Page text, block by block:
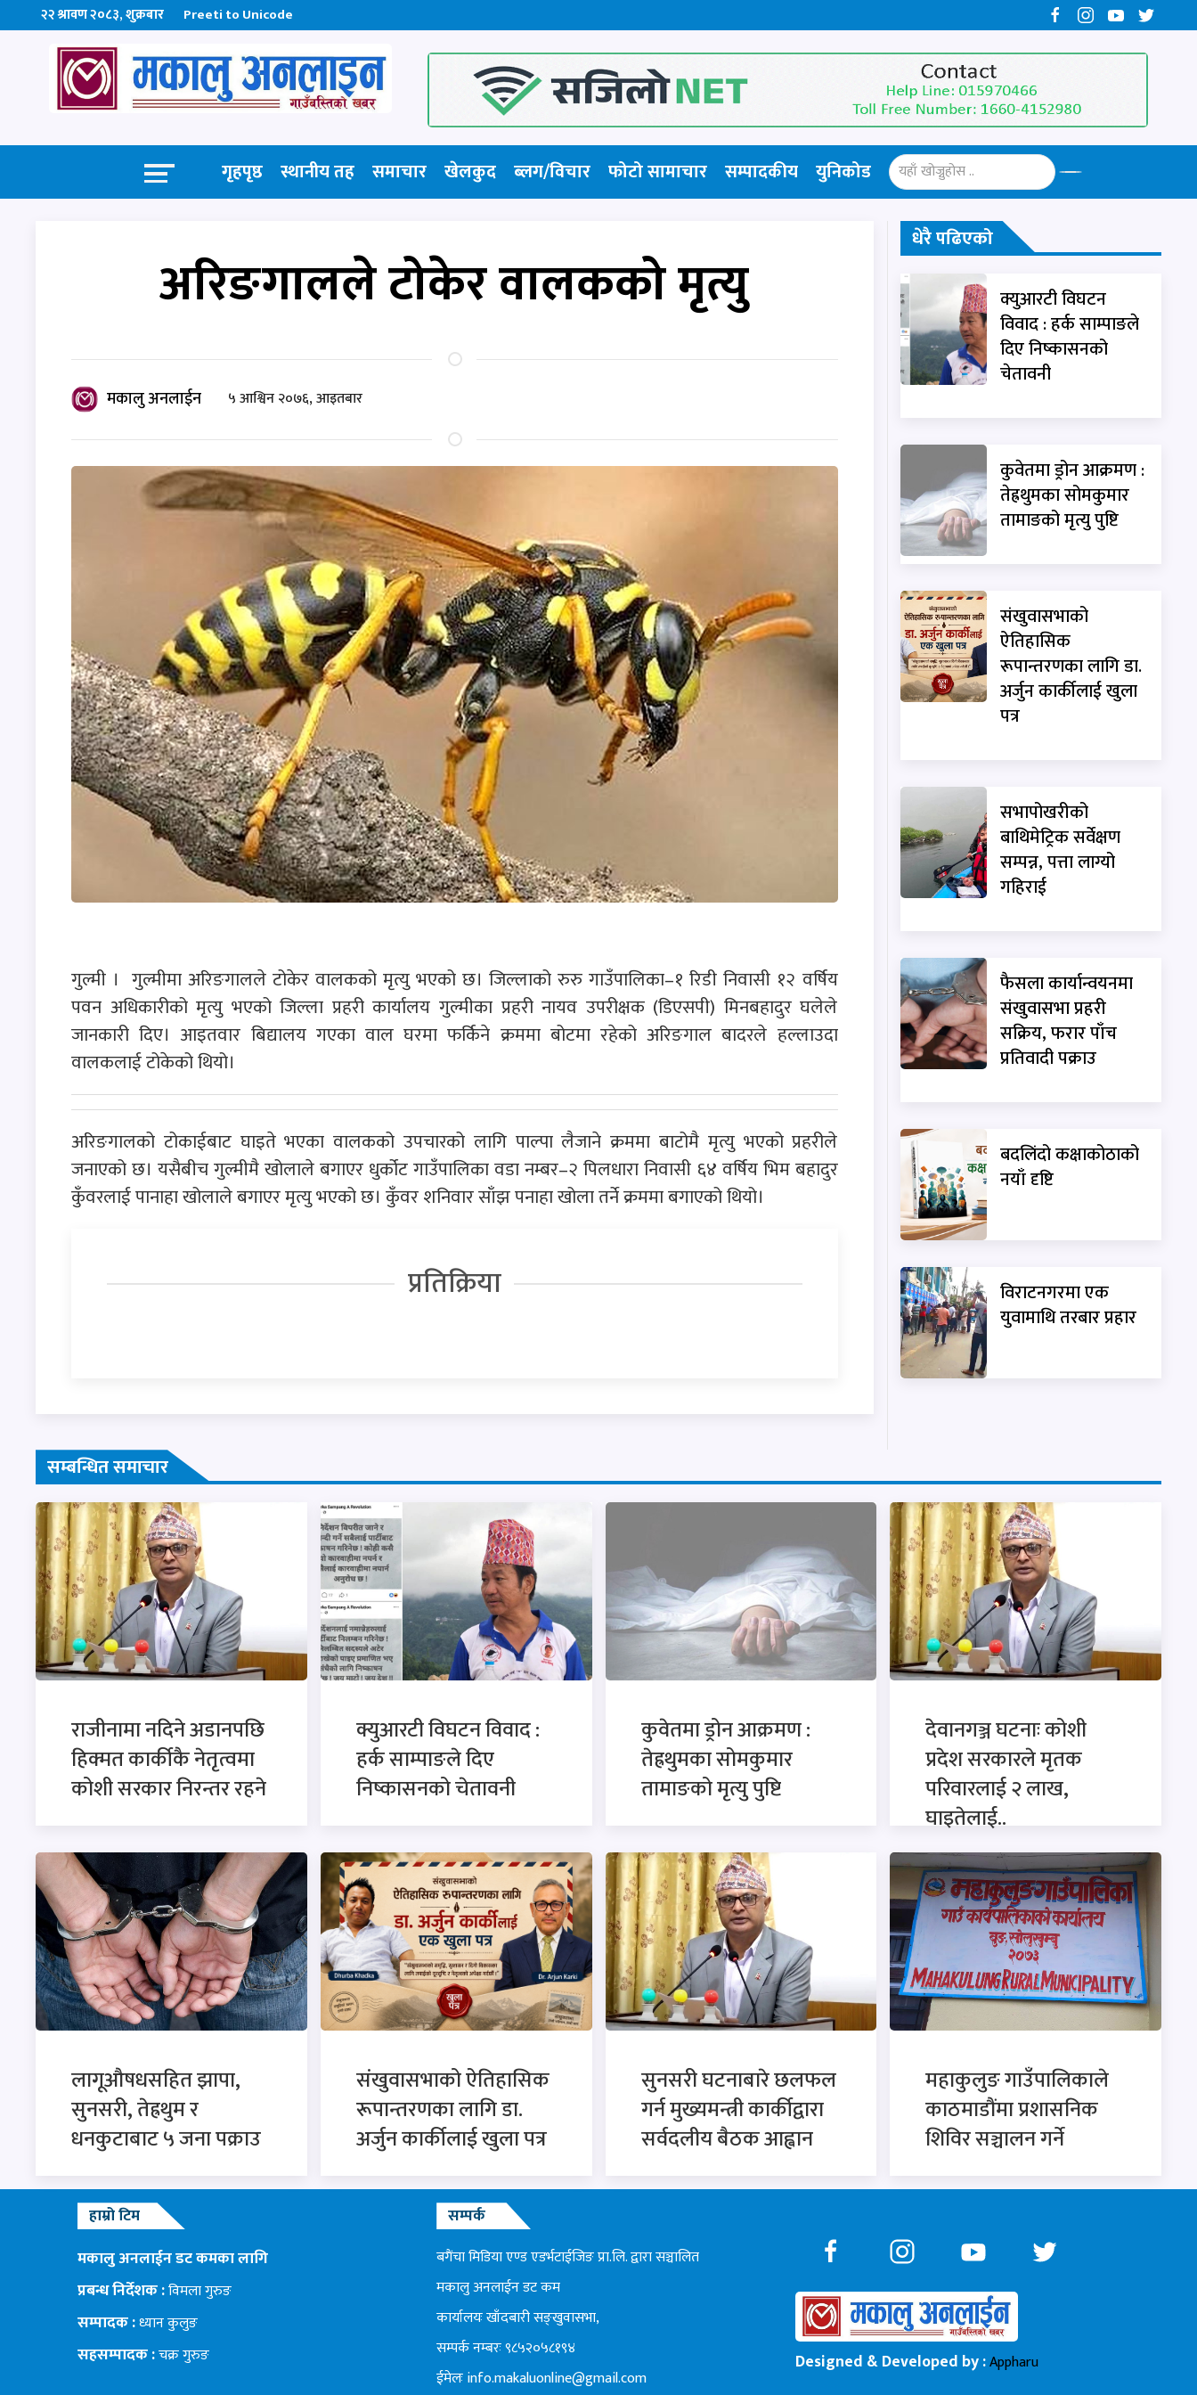
२२ श्रावण २०८३, शुक्रबार Preeti to Unicode
गृहपृष्ठ स्थानीय तह समाचार खेलकुद ब्लग/विचार फोटो सामाचार​ सम्पादकीय युनिकोड
अरिङगालले टोकेर वालकको मृत्यु
मकालु अनलाईन ५ आश्विन २०७६, आइतबार
गुल्मी । गुल्मीमा अरिङगालले टोकेर वालकको मृत्यु भएको छ। जिल्लाको रुरु गाउँपालिका–१ रिडी निवासी १२ वर्षिय
पवन अधिकारीको मृत्यु भएको जिल्ला प्रहरी कार्यालय गुल्मीका प्रहरी नायव उपरीक्षक (डिएसपी) मिनबहादुर घलेले
जानकारी दिए। आइतवार बिद्यालय गएका वाल घरमा फर्किने क्रममा बोटमा रहेको अरिङगाल बादरले हल्लाउदा
वालकलाई टोकेको थियो।
अरिङगालको टोकाईबाट घाइते भएका वालकको उपचारको लागि पाल्पा लैजाने क्रममा बाटोमै मृत्यु भएको प्रहरीले
जनाएको छ। यसैबीच गुल्मीमै खोलाले बगाएर धुर्कोट गाउँपालिका वडा नम्बर–२ पिलधारा निवासी ६४ वर्षिय भिम बहादुर
कुँवरलाई पानाहा खोलाले बगाएर मृत्यु भएको छ। कुँवर शनिवार साँझ पनाहा खोला तर्ने क्रममा बगाएको थियो।
प्रतिक्रिया
धेरै पढिएको
क्युआरटी विघटन
विवाद : हर्क साम्पाङले
दिए निष्कासनको
चेतावनी
कुवेतमा ड्रोन आक्रमण :
तेह्रथुमका सोमकुमार
तामाङको मृत्यु पुष्टि
संखुवासभाको
ऐतिहासिक
रूपान्तरणका लागि डा.
अर्जुन कार्कीलाई खुला
पत्र
सभापोखरीको
बाथिमेट्रिक सर्वेक्षण
सम्पन्न, पत्ता लाग्यो
गहिराई
फैसला कार्यान्वयनमा
संखुवासभा प्रहरी
सक्रिय, फरार पाँच
प्रतिवादी पक्राउ
बदलिंदो कक्षाकोठाको
नयाँ दृष्टि
विराटनगरमा एक
युवामाथि तरबार प्रहार
सम्बन्धित समाचार
राजीनामा नदिने अडानपछि
हिक्मत कार्कीकै नेतृत्वमा
कोशी सरकार निरन्तर रहने
क्युआरटी विघटन विवाद :
हर्क साम्पाङले दिए
निष्कासनको चेतावनी
कुवेतमा ड्रोन आक्रमण :
तेह्रथुमका सोमकुमार
तामाङको मृत्यु पुष्टि
देवानगञ्ज घटनाः कोशी
प्रदेश सरकारले मृतक
परिवारलाई २ लाख,
घाइतेलाई..
लागूऔषधसहित झापा,
सुनसरी, तेह्रथुम र
धनकुटाबाट ५ जना पक्राउ
संखुवासभाको ऐतिहासिक
रूपान्तरणका लागि डा.
अर्जुन कार्कीलाई खुला पत्र
सुनसरी घटनाबारे छलफल
गर्न मुख्यमन्त्री कार्कीद्वारा
सर्वदलीय बैठक आह्वान
महाकुलुङ गाउँपालिकाले
काठमाडौंमा प्रशासनिक
शिविर सञ्चालन गर्ने
हाम्रो टिम
मकालु अनलाईन डट कमका लागि
प्रबन्ध निर्देशक :विमला गुरुङ
सम्पादक :ध्यान कुलुङ
सहसम्पादक :चक्र गुरुङ
सम्पर्क
बगैंचा मिडिया एण्ड एडर्भटाईजिङ प्रा.लि. द्वारा सञ्चालित
मकालु अनलाईन डट कम
कार्यालयः खाँदबारी सङ्खुवासभा,
सम्पर्क नम्बरः ९८५२०५८१९४
ईमेलःinfo.makaluonline@gmail.com
Designed & Developed by :Appharu